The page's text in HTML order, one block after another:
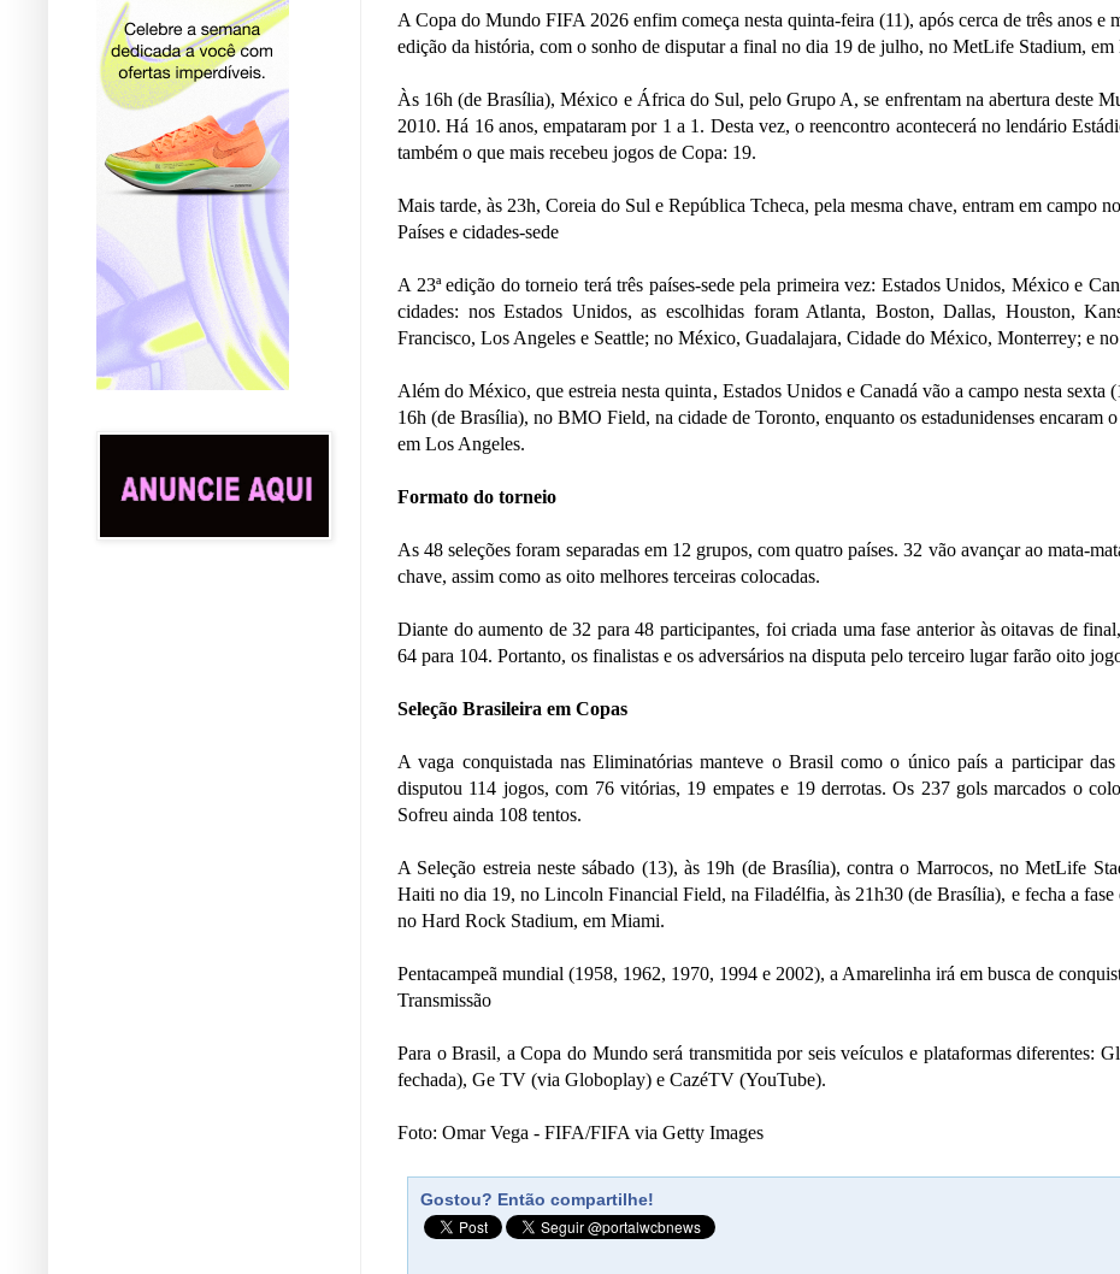
A Copa do Mundo FIFA 2026 enfim começa nesta quinta-feira (11), após cerca de três anos e
edição da história, com o sonho de disputar a final no dia 19 de julho, no MetLife Stadium, em
Às 16h (de Brasília), México e África do Sul, pelo Grupo A, se enfrentam na abertura deste
2010. Há 16 anos, empataram por 1 a 1. Desta vez, o reencontro acontecerá no lendário
também o que mais recebeu jogos de Copa: 19.
Mais tarde, às 23h, Coreia do Sul e República Tcheca, pela mesma chave, entram em campo
Países e cidades-sede
A 23ª edição do torneio terá três países-sede pela primeira vez: Estados Unidos, México e
cidades: nos Estados Unidos, as escolhidas foram Atlanta, Boston, Dallas, Houston,
Francisco, Los Angeles e Seattle; no México, Guadalajara, Cidade do México, Monterrey; e
Além do México, que estreia nesta quinta, Estados Unidos e Canadá vão a campo nesta sexta
16h (de Brasília), no BMO Field, na cidade de Toronto, enquanto os estadunidenses encaram
em Los Angeles.
Formato do torneio
As 48 seleções foram separadas em 12 grupos, com quatro países. 32 vão avançar ao mata-
chave, assim como as oito melhores terceiras colocadas.
Diante do aumento de 32 para 48 participantes, foi criada uma fase anterior às oitavas de
64 para 104. Portanto, os finalistas e os adversários na disputa pelo terceiro lugar farão oito
Seleção Brasileira em Copas
A vaga conquistada nas Eliminatórias manteve o Brasil como o único país a participar
disputou 114 jogos, com 76 vitórias, 19 empates e 19 derrotas. Os 237 gols marcados o
Sofreu ainda 108 tentos.
A Seleção estreia neste sábado (13), às 19h (de Brasília), contra o Marrocos, no MetLife
Haiti no dia 19, no Lincoln Financial Field, na Filadélfia, às 21h30 (de Brasília), e fecha a fase
no Hard Rock Stadium, em Miami.
Pentacampeã mundial (1958, 1962, 1970, 1994 e 2002), a Amarelinha irá em busca de
Transmissão
Para o Brasil, a Copa do Mundo será transmitida por seis veículos e plataformas diferentes:
fechada), Ge TV (via Globoplay) e CazéTV (YouTube).
Foto: Omar Vega - FIFA/FIFA via Getty Images
Gostou? Então compartilhe!